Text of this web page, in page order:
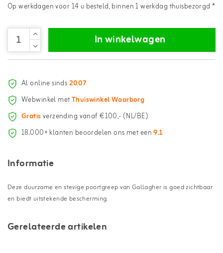
Op werkdagen voor 14 u besteld, binnen 1 werkdag thuisbezorgd *
In winkelwagen
Al online sinds2007
Webwinkel metThuiswinkel Waarborg
Gratisverzending vanaf €100,- (NL/BE)
18.000+ klanten beoordelen ons met een9.1
Informatie
Deze duurzame en stevige poortgreep van Gallagher is goed zichtbaar
en biedt uitstekende bescherming.
Gerelateerde artikelen